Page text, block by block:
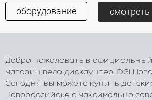
оборудование смотреть
Добро пожаловать в
магазин вело дискаунтер IDGI
Сегодня вы можете купить
Новороссийске с максимально